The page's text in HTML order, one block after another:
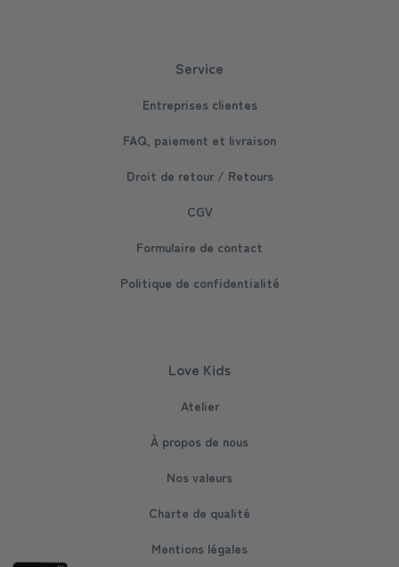
Service
Entreprises clientes
FAQ, paiement et livraison
Droit de retour / Retours
CGV
Formulaire de contact
Politique de confidentialité
Love Kids
Atelier
À propos de nous
Nos valeurs
Charte de qualité
Mentions légales